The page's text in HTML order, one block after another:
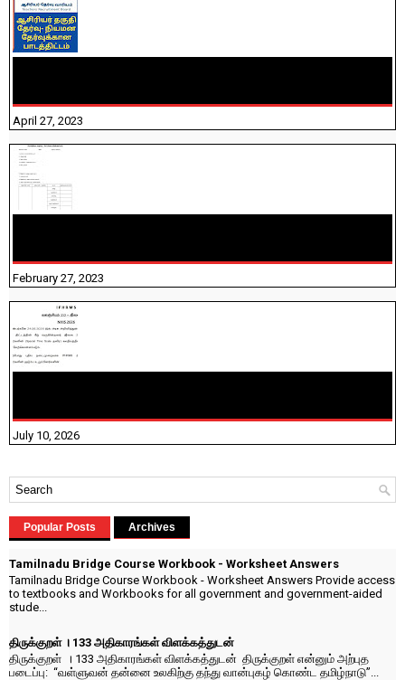
April 27, 2023
February 27, 2023
July 10, 2026
Popular Posts Archives
Tamilnadu Bridge Course Workbook - Worksheet Answers
Tamilnadu Bridge Course Workbook - Worksheet Answers Provide access
to textbooks and Workbooks for all government and government-aided
stude...
திருக்குறள் । 133 அதிகாரங்கள் விளக்கத்துடன்
திருக்குறள் । 133 அதிகாரங்கள் விளக்கத்துடன் திருக்குறள் என்னும் அற்புத
படைப்பு: “வள்ளுவன் தன்னை உலகிற்கு தந்து வான்புகழ் கொண்ட தமிழ்நாடு”...